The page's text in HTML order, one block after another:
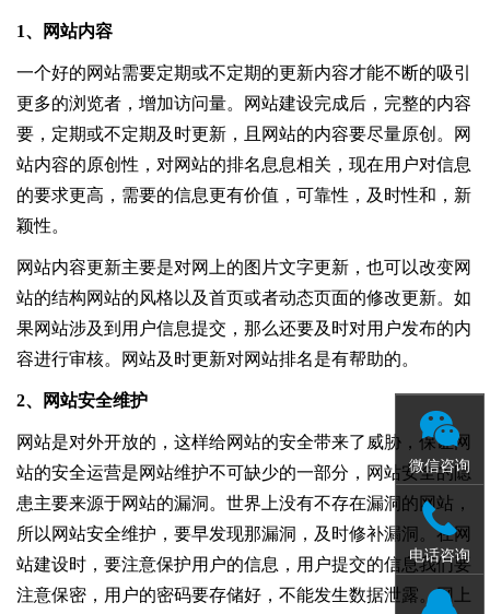
1、网站内容
一个好的网站需要定期或不定期的更新内容才能不断的吸引
更多的浏览者，增加访问量。网站建设完成后，完整的内容
要，定期或不定期及时更新，且网站的内容要尽量原创。网
站内容的原创性，对网站的排名息息相关，现在用户对信息
的要求更高，需要的信息更有价值，可靠性，及时性和，新
颖性。
网站内容更新主要是对网上的图片文字更新，也可以改变网
站的结构网站的风格以及首页或者动态页面的修改更新。如
果网站涉及到用户信息提交，那么还要及时对用户发布的内
容进行审核。网站及时更新对网站排名是有帮助的。
2、网站安全维护
网站是对外开放的，这样给网站的安全带来了威胁，保证网
站的安全运营是网站维护不可缺少的一部分，网站安全的隐
患主要来源于网站的漏洞。世界上没有不存在漏洞的网站，
所以网站安全维护，要早发现那漏洞，及时修补漏洞。在网
站建设时，要注意保护用户的信息，用户提交的信息我们要
注意保密，用户的密码要存储好，不能发生数据泄露。网上
微信咨询
电话咨询